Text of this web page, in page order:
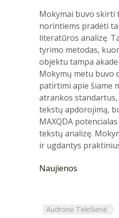
Mokymai buvo skirti
norintiems pradėti
literatūros analizę.
tyrimo metodas,
objektu tampa
Mokymų metu buvo
patirtimi apie šiame
atrankos
tekstų apdorojimą,
MAXQDA
tekstų analizę.
ir ugdantys
Naujienos
Audronė Telešienė